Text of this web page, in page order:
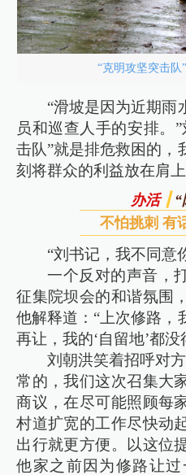
“克明攻坚突击队
“滑坡是因为近期雨
员和巡查人手的安排。
击队”就是排危救困的，
刻将群众的利益放在肩上
办活
“
不怕挑刺 有
“刘书记，我不同意
一个反对的声音，
征集院坝会的和谐氛围
他解释道：“上次修路，
再让，我的‘自留地’都没
刘朝洪笑着招呼对
常的，我们这次召集大
商议，在尽可能照顾每
村道扩宽的工作尽快动
出行就更方便。以这位
他家之前因为修路让